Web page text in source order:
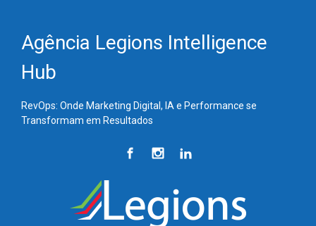
Agência Legions Intelligence
Hub
RevOps: Onde Marketing Digital, IA e Performance se
Transformam em Resultados